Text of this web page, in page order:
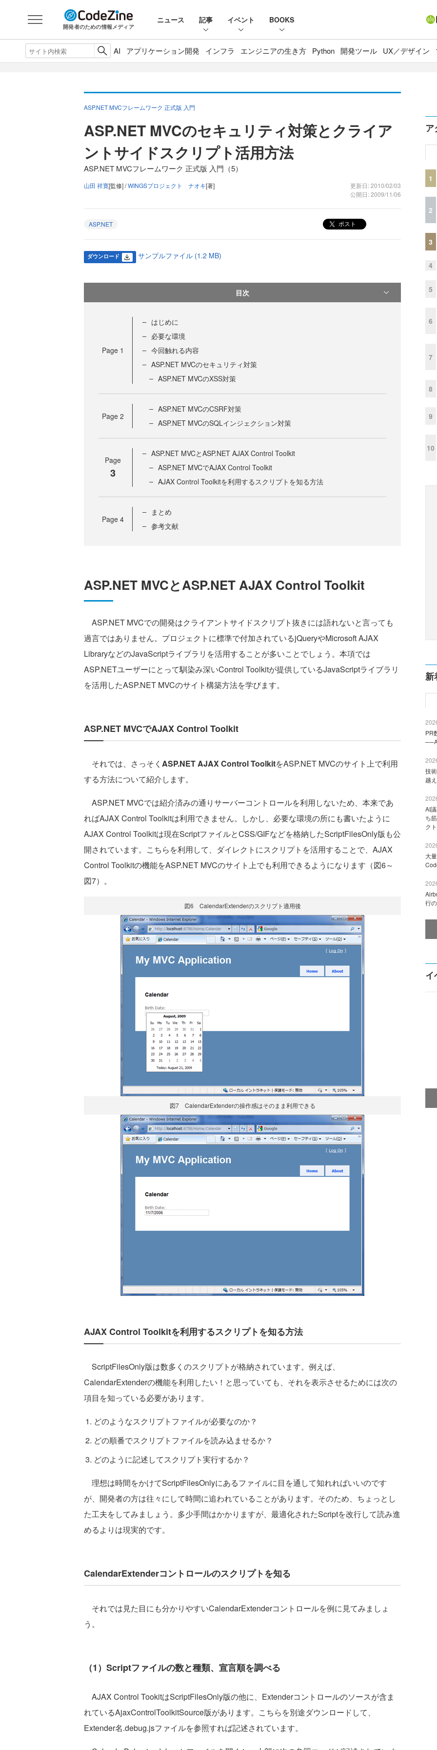
開発者のための情報メディア
ニュース 記事 イベント BOOKS
AI アプリケーション開発 インフラ エンジニアの生き方 Python 開発ツール UX／デザイン
ASP.NET MVCフレームワーク 正式版 入門
ASP.NET MVCのセキュリティ対策とクライア
ントサイドスクリプト活用方法
ASP.NET MVCフレームワーク 正式版 入門（5）
山田 祥寛[監修] /WINGSプロジェクト ナオキ[著]
更新日: 2010/02/03
公開日: 2009/11/06
ASP.NET ポスト
ダウンロード サンプルファイル (1.2 MB)
目次
Page 1
はじめに
必要な環境
今回触れる内容
ASP.NET MVCのセキュリティ対策
ASP.NET MVCのXSS対策
Page 2
ASP.NET MVCのCSRF対策
ASP.NET MVCのSQLインジェクション対策
Page
3
ASP.NET MVCとASP.NET AJAX Control Toolkit
ASP.NET MVCでAJAX Control Toolkit
AJAX Control Toolkitを利用するスクリプトを知る方法
Page 4
まとめ
参考文献
ASP.NET MVCとASP.NET AJAX Control Toolkit
ASP.NET MVCでの開発はクライアントサイドスクリプト抜きには語れないと言っても
過言ではありません。プロジェクトに標準で付加されているjQueryやMicrosoft AJAX
LibraryなどのJavaScriptライブラリを活用することが多いことでしょう。本項では
ASP.NETユーザーにとって馴染み深いControl Toolkitが提供しているJavaScriptライブラリ
を活用したASP.NET MVCのサイト構築方法を学びます。
ASP.NET MVCでAJAX Control Toolkit
それでは、さっそく ASP.NET AJAX Control ToolkitをASP.NET MVCのサイト上で利用
する方法について紹介します。
ASP.NET MVCでは紹介済みの通りサーバーコントロールを利用しないため、本来であ
ればAJAX Control Toolkitは利用できません。しかし、必要な環境の所にも書いたように
AJAX Control Toolkitは現在ScriptファイルとCSS/GIFなどを格納したScriptFilesOnly版も公
開されています。こちらを利用して、ダイレクトにスクリプトを活用することで、AJAX
Control Toolkitの機能をASP.NET MVCのサイト上でも利用できるようになります（図6～
図7）。
図6 CalendarExtenderのスクリプト適用後
図7 CalendarExtenderの操作感はそのまま利用できる
AJAX Control Toolkitを利用するスクリプトを知る方法
ScriptFilesOnly版は数多くのスクリプトが格納されています。例えば、
CalendarExtenderの機能を利用したい！と思っていても、それを表示させるためには次の
項目を知っている必要があります。
どのようなスクリプトファイルが必要なのか？
どの順番でスクリプトファイルを読み込ませるか？
どのように記述してスクリプト実行するか？
理想は時間をかけてScriptFilesOnlyにあるファイルに目を通して知れればいいのです
が、開発者の方は往々にして時間に追われていることがあります。そのため、ちょっとし
た工夫をしてみましょう。多少手間はかかりますが、最適化されたScriptを改行して読み進
めるよりは現実的です。
CalendarExtenderコントロールのスクリプトを知る
それでは見た目にも分かりやすいCalendarExtenderコントロールを例に見てみましょ
う。
（1）Scriptファイルの数と種類、宣言順を調べる
AJAX Control TookitはScriptFilesOnly版の他に、Extenderコントロールのソースが含ま
れているAjaxControlToolkitSource版があります。こちらを別途ダウンロードして、
Extender名.debug.jsファイルを参照すれば記述されています。
ア
1
2
3
4
5
6
7
8
9
10
新
PR
技
越
AI
ち
ク
大
行
イ